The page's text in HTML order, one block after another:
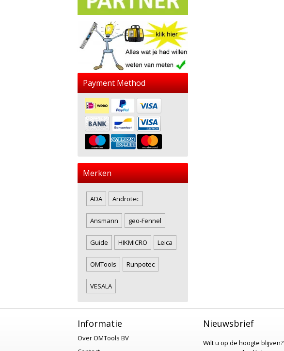
Payment Method
Merken
ADA Androtec
Ansmann geo-Fennel
Guide HIKMICRO Leica
OMTools Runpotec
VESALA
Informatie
Over OMTools BV
Nieuwsbrief
Wilt u op de hoogte blijven?